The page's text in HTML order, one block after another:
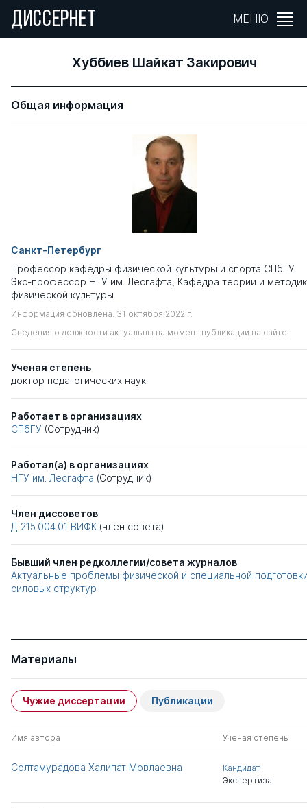
ДИССЕРНЕТ МЕНЮ
Хуббиев Шайкат Закирович
Общая информация
Санкт-Петербург
Профессор кафедры физической культуры и спорта СПбГУ.
Экс-профессор НГУ им. Лесгафта, Кафедра теории и
физической культуры
Информация обновлена: 31 октября 2022 г.
Сведения о должности актуальны на момент публикации на сайте
Ученая степень
доктор педагогических наук
Работает в организациях
СПбГУ (Сотрудник)
Работал(а) в организациях
НГУ им. Лесгафта (Сотрудник)
Член диссоветов
Д 215.004.01 ВИФК (член совета)
Бывший член редколлегии/совета журналов
Актуальные проблемы физической и специальной
силовых структур
Материалы
Чужие диссертации Публикации
Имя автора Ученая степень
Солтамурадова Халипат Мовлаевна
Кандидат
Экспертиза